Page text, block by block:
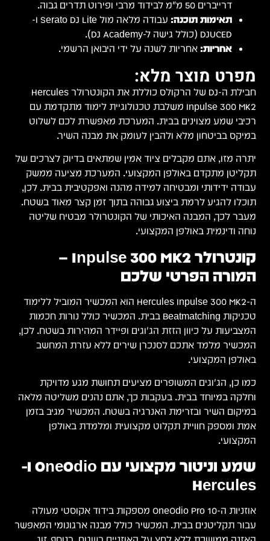
דרייברים 50 מ"מ לבידוד מרבי ופירוט תדרים גבוה.
תאימות תוכנה:
עבודה מלאה מול Serato DJ Lite ו-
DJUCED (כולל גישה ל-DJ Academy).
אחריות: אחריות לשנה על ידי היבואן הרשמי.
מפרט מוצר מלא:
חבילת ה-DJ של הרקולס כוללת את הקונטרולר Hercules
Inpulse 300 MK2 משלבת טכנולוגיית לימוד מתקדמת עם
רכיבי שמע מצוינים בבית. המערכת מאפשרת לכם לשלוט
במיקס בביטחון מלא ולהבין לעומק את מבנה השיר.
יתרה מזו, אתם מקבלים ציוד אמין שמתאים בדיוק לצרכים של
תקליטן מתקדם באולפן המקצועי. המערכת מציעה ממשק
עבודה ידידותי ומבטיחה למידה מהנה ואפקטיבית בבית. לכן,
תוכלו להגיע לרמת ביצוע גבוהה בתוך זמן קצר מאוד בשטח.
מעבר לכך, המבנה האיכותי של הקונטרולר מבטיח שליטה
נוחה ודינמית באולפן המקצועי.
קונטרולר Inpulse 300 MK2 –
המורה הפרטי שלכם
ה-Hercules Inpulse 300 MK2 הוא המכשיר המוביל ללימוד
טכניקות Beatmatching בבית. המכשיר כולל נורות חכמות
המצביעות על כיוון הזזת הג'וגים ופיידר המהירות בשטח. לכן,
המכשיר מלמד אתכם לסנכרן שירים ללא עזרת המחשב
באולפן המקצועי.
כמו כן, הג'וגים המשופרים מציעים תחושת מגע מדויקת
וחלקה במיוחד בבית. בעקבות כך, אתם נהנים משליטה מלאה
במיקום השיר ובזרימת האנרגיה בשטח. המכשיר מגיב בזמן
אמת ומספק חוויית תקלוט מקצועית ומלמדת באולפן
המקצועי.
שמע וניטור מקצועי עם OneOdio ו-
Hercules
אוזניות ה-OneOdio Pro 10 מספקות בידוד אקוסטי מעולה
עבור תקליטנים בבית. המכשיר כולל מבנה ארגונומי המאפשר